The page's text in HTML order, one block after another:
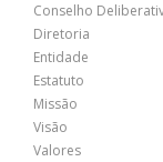
Conselho
Diretoria
Entidade
Estatuto
Missão
Visão
Valores